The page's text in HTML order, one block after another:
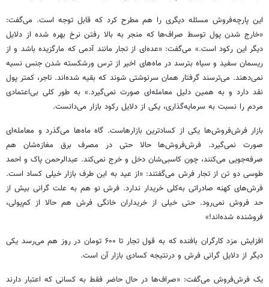
این پارچه‌فروش مسئله دیگری را هم مطرح کرد که قابل توجه است. می‌گفت:
«خارج شدن پول توسط صراف‌ها که منجر به بالا رفتن نرخ بهره شده از دلایل
دیگر این رکود است.» می‌گفت: «عده‌ای از تجار مانند آدمی که مارگزیده باشد و از
ریسمان سفید و سیاه بترسد در ماه‌های اخیر از ترس ورشکسته شدن جنس نسیه
نمی‌دهند. می‌ترسند گرفتار همان سرنوشتی شوند که بقیه شده‌اند. تاجر، کمتر پول
نقد دارد و به همین دلیل معامله‌ای صورت نمی‌گیرد.» به طور کلی بی‌اعتمادی
مردم را نسبت به سرمایه‌گذاری، یکی از دلایل رکود بازار می‌دانست.
بازار فرش‌فروش‌ها یکی از کسادترین بازارهاست. گاه ماه‌ها می‌گذرد و معامله‌ای
صورت نمی‌گیرد. فرش‌فروش‌ها حالا حتی در مصرف برق مغازه‌شان هم
صرفه‌جویی می‌کنند، چون کاسبی‌شان دخل و خرج نمی‌کند. عبدالرحمن پاک و احمد
طوسی دو تن از تجار فرش می‌گفتند: «از عید به این طرف بازار خیلی کساد است.
فرش‌های کهنه صادراتی به‌کلی خریدار ندارد. فرش نو هم به علت گرانی بیش از
حد فروش نمی‌رود. حتی خیلی از خریداران خانگی فرش هم حالا از کم‌پولی،
فروشنده شده‌اند!»
افزایش مزد کارگران بافنده که به قول تجار تا ۶۰۰ تومان در روز هم می‌رسد یکی
دیگر از دلایل گرانی فرش و درنتیجه کسادی بازار آن است.
یک فرش‌فروش می‌گفت: «صراف‌ها در حال حاضر فقط به کسانی که اعتبار دارند